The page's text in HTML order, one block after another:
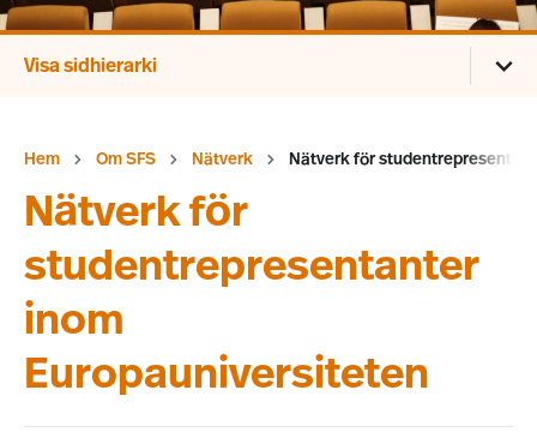
Visa sidhierarki
Hem Om SFS Nätverk Nätverk för
Nätverk för
studentrepresentanter
inom
Europauniversiteten